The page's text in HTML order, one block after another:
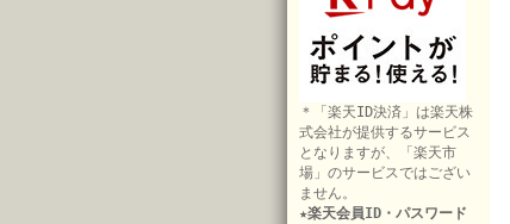
＊「楽天ID決済」は楽天株
式会社が提供するサービス
となりますが、「楽天市
場」のサービスではござい
ません。
★楽天会員ID・パスワード